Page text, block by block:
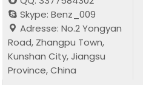
Skype: Benz_009
Adresse: No.2 Yongyan
Road, Zhangpu Town,
Kunshan City, Jiangsu
Province, China